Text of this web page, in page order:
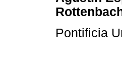
Pontificia